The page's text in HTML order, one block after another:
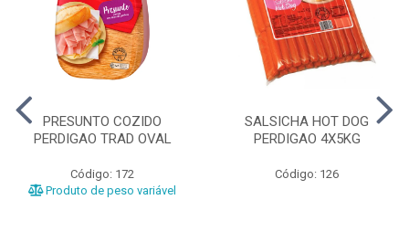
PRESUNTO COZIDO
PERDIGAO TRAD OVAL
Código: 172
Produto de peso variável
SALSICHA HOT DOG
PERDIGAO 4X5KG
Código: 126